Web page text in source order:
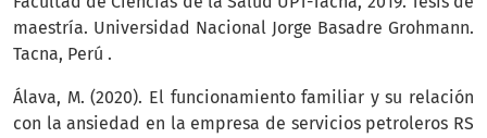
maestría. Universidad Nacional Jorge Basadre Grohmann.
Tacna, Perú .
Álava, M. (2020). El funcionamiento familiar y su relación
con la ansiedad en la empresa de servicios petroleros RS